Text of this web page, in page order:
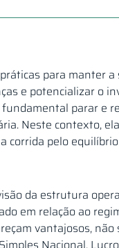
para manter a
e potencializar o
parar e
Neste contexto,
corrida pelo
da estrutura
em relação ao
vantajosos, não